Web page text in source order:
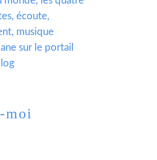
écoute,
musique
sur le portail
moi